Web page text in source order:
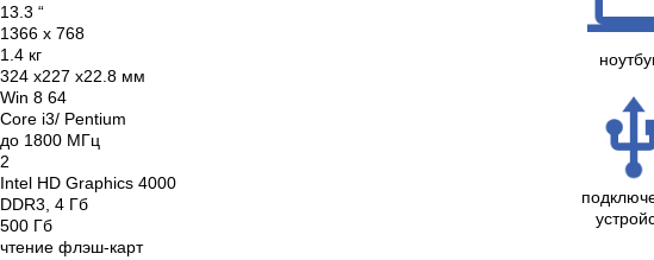
13.3 “
1366 x 768
1.4 кг
324 x227 x22.8 мм
Win 8 64
Core i3/ Pentium
до 1800 МГц
2
Intel HD Graphics 4000
DDR3, 4 Гб
500 Гб
чтение флэш-карт